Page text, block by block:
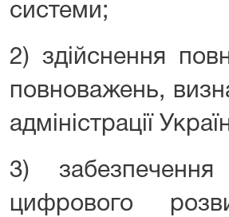
системи;
2) здійснення
повноважень,
адміністрації
3) забезпечення
цифрового